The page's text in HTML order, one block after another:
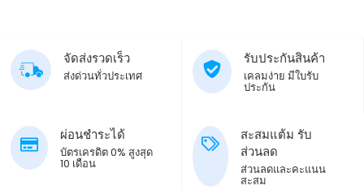
จัดส่งรวดเร็ว
ส่งด่วนทั่วประเทศ
รับประกันสินค้า
เคลมง่าย มีใบรับ
ประกัน
ผ่อนชำระได้
บัตรเครดิต 0% สูงสุด
10 เดือน
สะสมแต้ม รับ
ส่วนลด
ส่วนลดและคะแนน
สะสม